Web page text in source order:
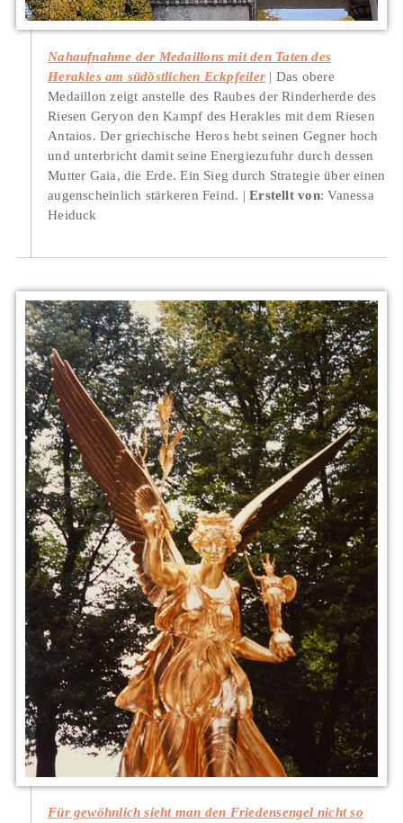
Nahaufnahme der Medaillons mit den Taten des
Herakles am südöstlichen Eckpfeiler
Das obere
Medaillon zeigt anstelle des Raubes der Rinderherde des
Riesen Geryon den Kampf des Herakles mit dem Riesen
Antaios. Der griechische Heros hebt seinen Gegner hoch
und unterbricht damit seine Energiezufuhr durch dessen
Mutter Gaia, die Erde. Ein Sieg durch Strategie über einen
augenscheinlich stärkeren Feind.
Erstellt von: Vanessa
Heiduck
Für gewöhnlich sieht man den Friedensengel nicht so